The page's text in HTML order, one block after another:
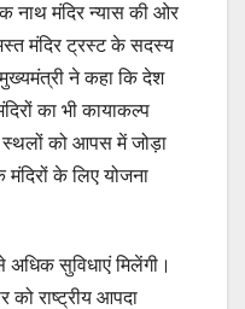
नाथ मंदिर न्यास की ओर
मंदिर ट्रस्ट के सदस्य
ने कहा कि देश
का भी कायाकल्प
स्थलों को आपस में जोड़ा
के लिए योजना
सुविधाएं मिलेंगी।
को राष्ट्रीय आपदा